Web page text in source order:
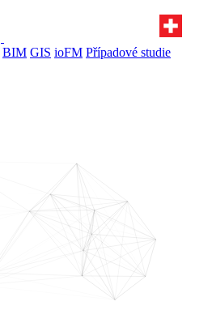
BIM GIS ioFM Případové studie